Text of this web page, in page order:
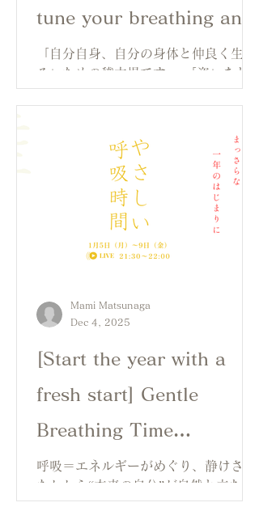
tune your breathing and
body
「自分自身、自分の身体と仲良く生き
る」ための稽古場です。 「姿」をとと
のえるクラス、「在り方」をととのえ
[Start the year with a
fresh start] Gentle
Breathing Time
~Mutsuki~ <January 5th
(Mon) - 9th (Fri) 9:30pm
呼吸＝エネルギーがめぐり、静けさの
なかから“本来の自分”が自然と立ち上
がってくるのを感じられる30分です。
Mami Matsunaga
Dec 4, 2025